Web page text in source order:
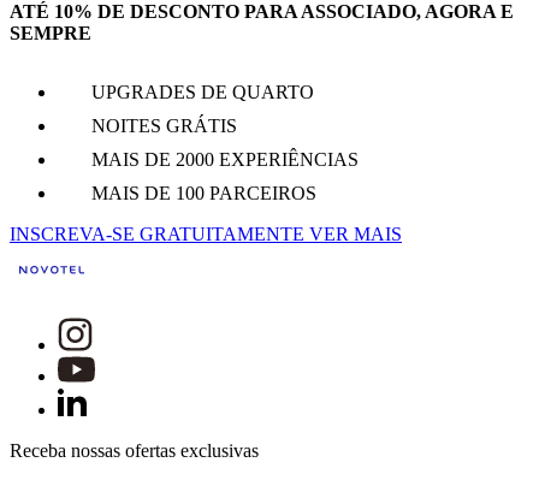
ATÉ 10% DE DESCONTO PARA ASSOCIADO, AGORA E
SEMPRE
UPGRADES DE QUARTO
NOITES GRÁTIS
MAIS DE 2000 EXPERIÊNCIAS
MAIS DE 100 PARCEIROS
INSCREVA-SE GRATUITAMENTE VER MAIS
Receba nossas ofertas exclusivas